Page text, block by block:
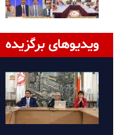
ویدیوهای برگزیده